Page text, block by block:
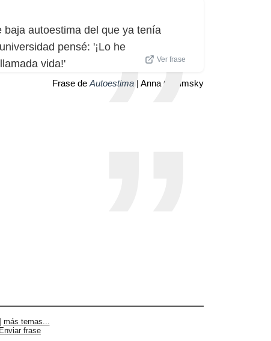
autoestima del que ya tenía
pensé: '¡Lo he
vida!'
Ver frase
Frase de Autoestima | Anna Chlumsky
| más temas...
Enviar frase